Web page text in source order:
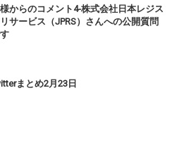
からのコメント4-株式会社日本レジス
リサービス（JPRS）さんへの公開質問
まとめ2月23日